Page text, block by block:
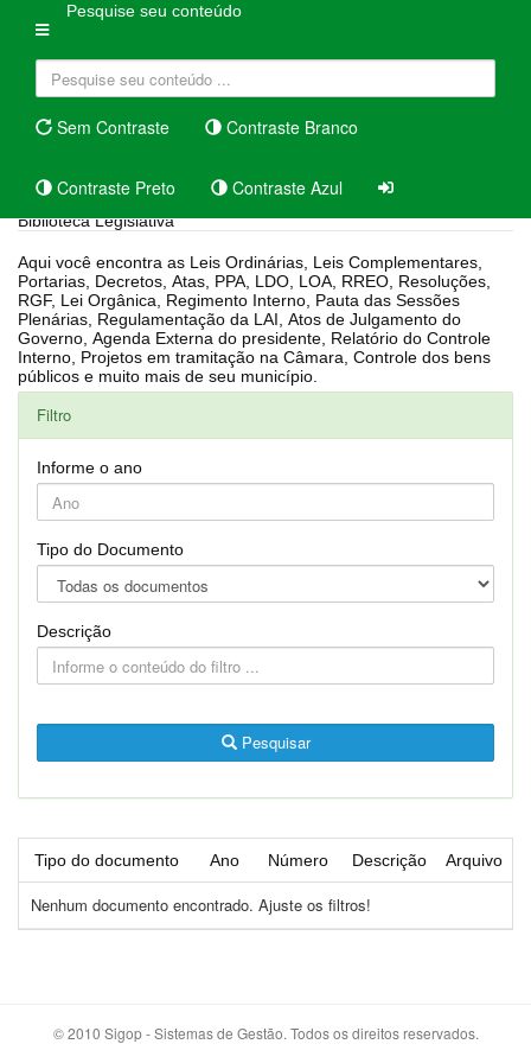
Pesquise seu conteúdo
Sem Contraste Contraste Branco
Contraste Preto Contraste Azul
Biblioteca Legislativa
Aqui você encontra as Leis Ordinárias, Leis Complementares,
Portarias, Decretos, Atas, PPA, LDO, LOA, RREO, Resoluções,
RGF, Lei Orgânica, Regimento Interno, Pauta das Sessões
Plenárias, Regulamentação da LAI, Atos de Julgamento do
Governo, Agenda Externa do presidente, Relatório do Controle
Interno, Projetos em tramitação na Câmara, Controle dos bens
públicos e muito mais de seu município.
Filtro
Informe o ano
Tipo do Documento
Descrição
Pesquisar
Tipo do documento Ano Número Descrição Arquivo
Nenhum documento encontrado. Ajuste os filtros!
© 2010 Sigop - Sistemas de Gestão. Todos os direitos reservados.